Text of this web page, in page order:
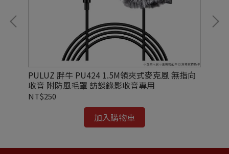
PULUZ 胖牛 PU424 1.5M領夾式麥克風 無指向
收音 附防風毛罩 訪談錄影收音專用
NT$250
加入購物車